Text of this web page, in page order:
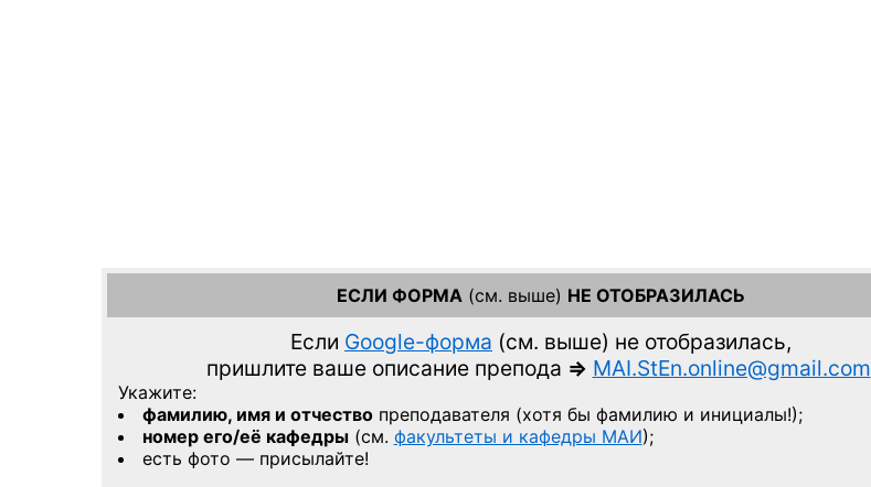
ЕСЛИ ФОРМА (см. выше) НЕ ОТОБРАЗИЛАСЬ
Если Google-форма (см. выше) не отобразилась,
пришлите ваше описание препода => MAI.StEn.online@gmail.com
Укажите:
фамилию, имя и отчествопреподавателя (хотя бы фамилию и инициалы!);
номер его/её кафедры(см. факультеты и кафедры МАИ);
есть фото — присылайте!